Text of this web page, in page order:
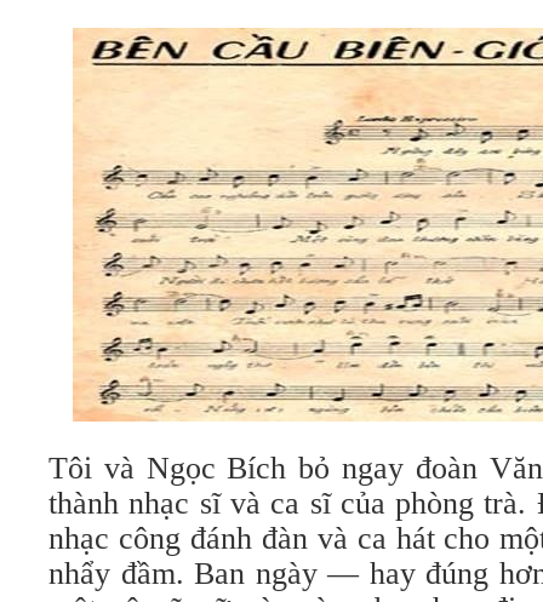
Tôi và Ngọc Bích bỏ ngay đoàn
thành nhạc sĩ và ca sĩ của phòng
nhạc công đánh đàn và ca hát cho
nhẩy đầm. Ban ngày — hay đúng